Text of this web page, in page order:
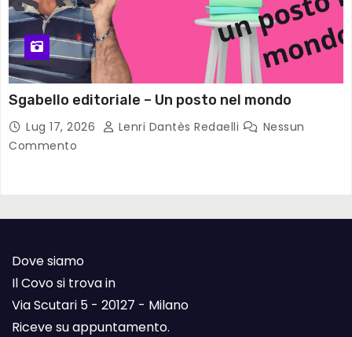
Sgabello editoriale – Un posto nel mondo
Lug 17, 2026 Lenri Dantès Redaelli
Nessun
Commento
Dove siamo
Il Covo si trova in
Via Scutari 5 - 20127 - Milano
Riceve su appuntamento.